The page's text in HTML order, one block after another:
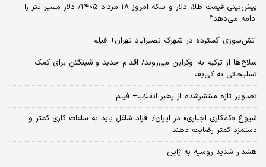
پیش‌بینی قیمت طلا، دلار و سکه امروز ۱۸ مرداد ۱۴۰۵/ دلار مسیر تتر را
ادامه می‌دهد؟
آتش‌سوزی گسترده در شهرک نصیرآباد تهران+ فیلم
سلاح‌ها از ترکیه به اوکراین می‌روند/ اقدام جدید واشینگتن برای کمک
تسلیحاتی به کی‌یف
تصاویر تازه منتشرشده از رهبر انقلاب+ فیلم
شیوع «کم‌کاری اجباری» در ایران/ افراد شاغل باید به ساعات کاری کمتر و
دستمزد کمتر رضایت دهند
هشدار شدید روسیه به ژاپن